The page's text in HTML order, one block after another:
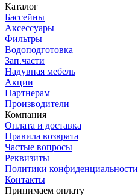
Каталог
Бассейны
Аксессуары
Фильтры
Водоподготовка
Зап.части
Надувная мебель
Акции
Партнерам
Производители
Компания
Оплата и доставка
Правила возврата
Частые вопросы
Реквизиты
Политики конфиденциальности
Контакты
Принимаем оплату